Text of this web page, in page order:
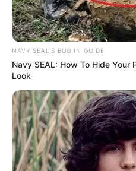
(foto: instagram/
2. Ia memulai karirnya dengan
NAVY SEAL'S BUG IN GUIDE
Navy SEAL: How To Hide Your
Look